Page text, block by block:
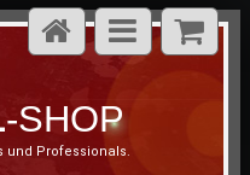
-SHOP
und Professionals.